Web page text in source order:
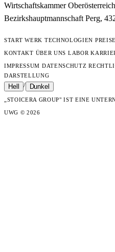
Wirtschaftskammer Oberösterreich
Bezirkshauptmannschaft Perg,
START WERK TECHNOLOGIEN PREISE
KONTAKT ÜBER UNS LABOR
IMPRESSUM DATENSCHUTZ
DARSTELLUNG
Hell / Dunkel
„STOICERA GROUP" IST EINE
UWG © 2026